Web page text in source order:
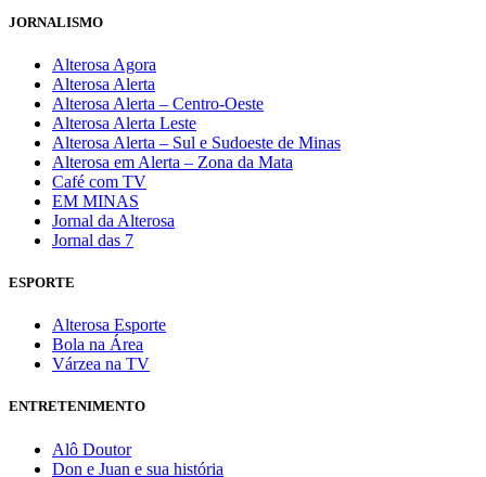
JORNALISMO
Alterosa Agora
Alterosa Alerta
Alterosa Alerta – Centro-Oeste
Alterosa Alerta Leste
Alterosa Alerta – Sul e Sudoeste de Minas
Alterosa em Alerta – Zona da Mata
Café com TV
EM MINAS
Jornal da Alterosa
Jornal das 7
ESPORTE
Alterosa Esporte
Bola na Área
Várzea na TV
ENTRETENIMENTO
Alô Doutor
Don e Juan e sua história